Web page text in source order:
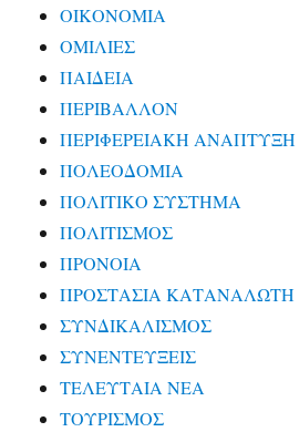
ΟΙΚΟΝΟΜΙΑ
ΟΜΙΛΙΕΣ
ΠΑΙΔΕΙΑ
ΠΕΡΙΒΑΛΛΟΝ
ΠΕΡΙΦΕΡΕΙΑΚΗ ΑΝΑΠΤΥΞΗ
ΠΟΛΕΟΔΟΜΙΑ
ΠΟΛΙΤΙΚΟ ΣΥΣΤΗΜΑ
ΠΟΛΙΤΙΣΜΟΣ
ΠΡΟΝΟΙΑ
ΠΡΟΣΤΑΣΙΑ ΚΑΤΑΝΑΛΩΤΗ
ΣΥΝΔΙΚΑΛΙΣΜΟΣ
ΣΥΝΕΝΤΕΥΞΕΙΣ
ΤΕΛΕΥΤΑΙΑ ΝΕΑ
ΤΟΥΡΙΣΜΟΣ